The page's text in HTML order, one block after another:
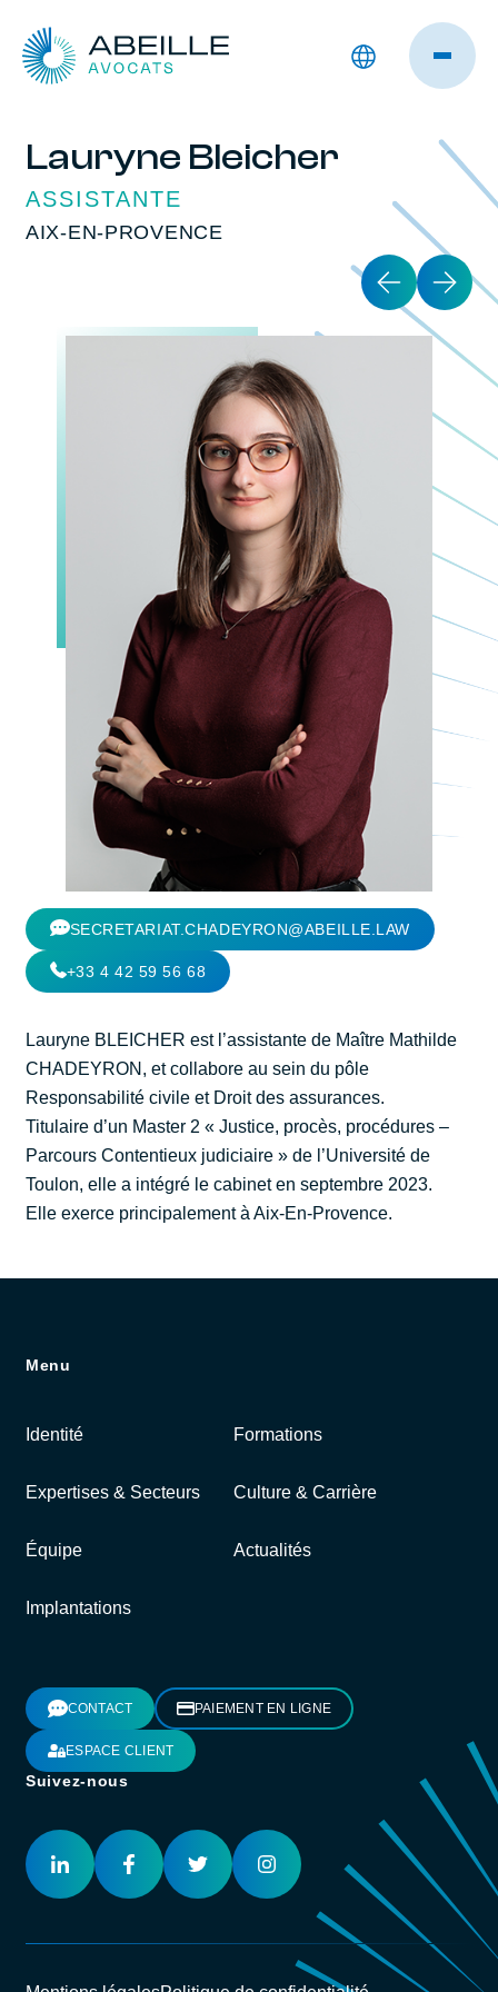
Lauryne Bleicher
ASSISTANTE
AIX-EN-PROVENCE
SECRETARIAT.CHADEYRON@ABEILLE.LAW
+33 4 42 59 56 68
Lauryne BLEICHER est l’assistante de Maître Mathilde
CHADEYRON, et collabore au sein du pôle
Responsabilité civile et Droit des assurances.
Titulaire d’un Master 2 « Justice, procès, procédures –
Parcours Contentieux judiciaire » de l’Université de
Toulon, elle a intégré le cabinet en septembre 2023.
Elle exerce principalement à Aix-En-Provence.
Menu
Identité Formations
Expertises & Secteurs Culture & Carrière
Équipe Actualités
Implantations
CONTACT PAIEMENT EN LIGNE
ESPACE CLIENT
Suivez-nous